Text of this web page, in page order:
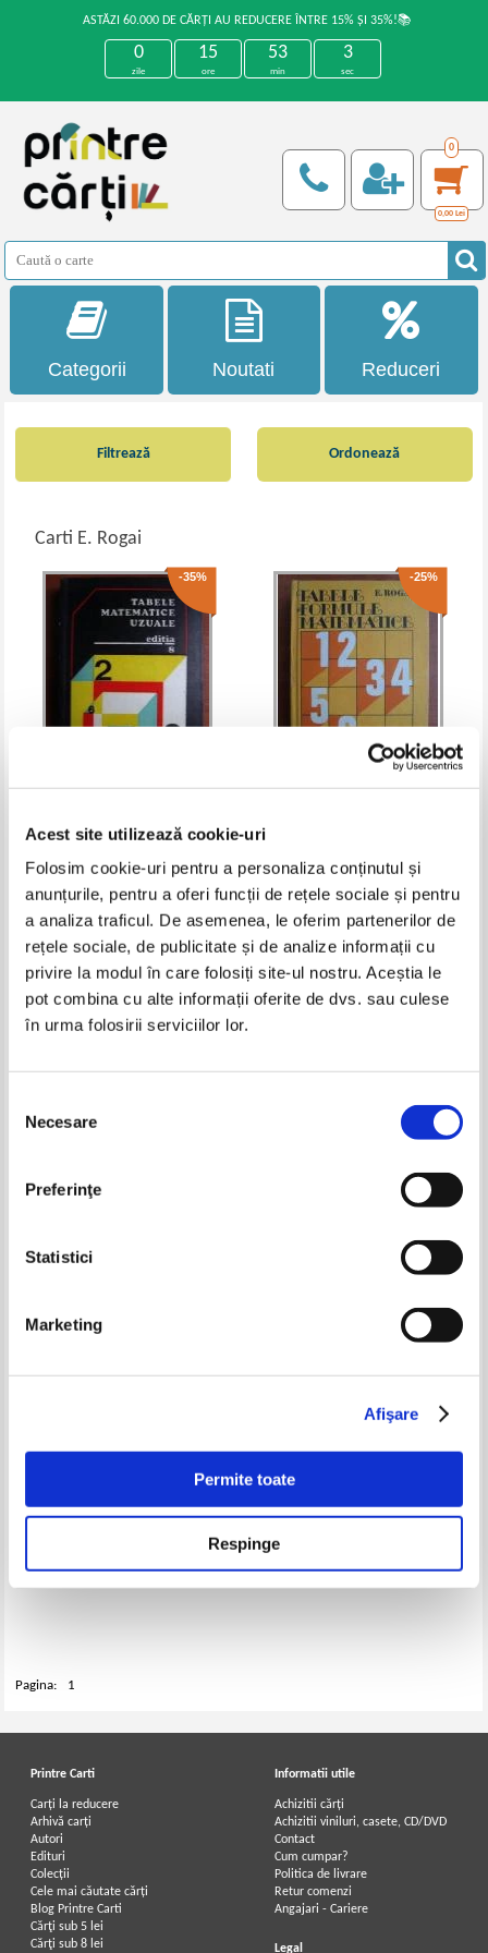
Acest site utilizează cookie-uri
Folosim cookie-uri pentru a personaliza conținutul și
anunțurile, pentru a oferi funcții de rețele sociale și pentru
a analiza traficul. De asemenea, le oferim partenerilor de
rețele sociale, de publicitate și de analize informații cu
privire la modul în care folosiți site-ul nostru. Aceștia le
pot combina cu alte informații oferite de dvs. sau culese
în urma folosirii serviciilor lor.
consimțământului
Necesare
Preferinţe
Statistici
Marketing
Afişare
Permite toate
Respinge
ASTĂZI 60.000 DE CĂRȚI AU REDUCERE ÎNTRE 15% ȘI 35%!📚
0
zile
15
ore
53
min
3
sec
0
0,00 Lei
Categorii Noutati Reduceri
Filtrează
Carti E. Rogai
Ordonează
-35%
uzuale (editia a 8-a)
Pret:13,00Lei 8,45 Lei
Adaugă în coș
-25%
Pret: 15,00Lei 11,25 Lei
Adaugă în coș
-25%
matematice uzuale
Adaugă în coș
E Rogai - Exercitii si probleme
de ecuatii diferentiale si
Pagina: 1
Printre Carti
Carți la reducere
Arhivă carți
Autori
Edituri
Colecții
Cele mai căutate cărți
Blog Printre Carti
Cărţi sub 5 lei
Cărţi sub 8 lei
Informatii utile
Achizitii cărți
Achizitii viniluri, casete, CD/DVD
Contact
Cum cumpar?
Politica de livrare
Retur comenzi
Angajari - Cariere
Legal